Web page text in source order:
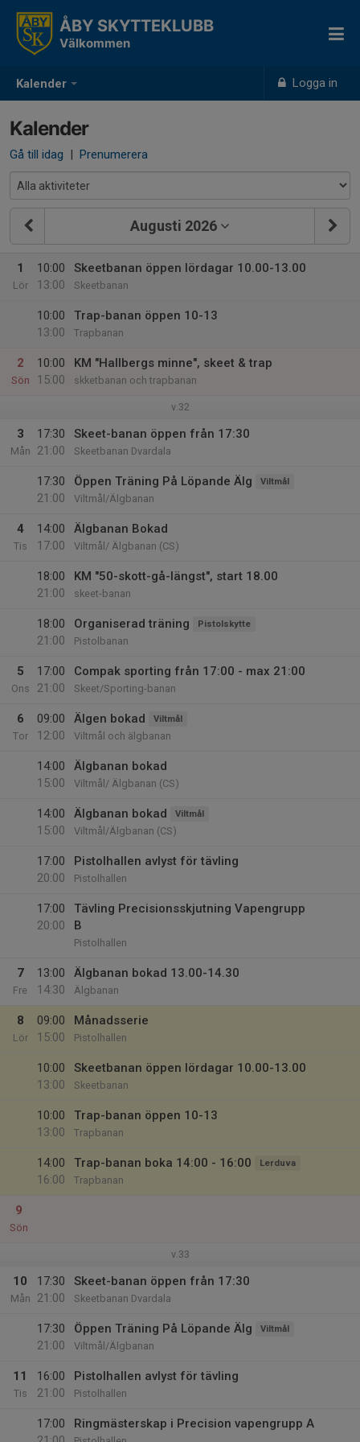
Kalender Logga in
ÅBY SKYTTEKLUBB
Välkommen
Kalender
Gå till idag | Prenumerera
Augusti 2026
1
Lör
10:00
13:00
Skeetbanan öppen lördagar 10.00-13.00
Skeetbanan
10:00
13:00
Trap-banan öppen 10-13
Trapbanan
2
Sön
10:00
15:00
KM "Hallbergs minne", skeet & trap
skketbanan och trapbanan
v.32
3
Mån
17:30
21:00
Skeet-banan öppen från 17:30
Skeetbanan Dvardala
17:30
21:00
Öppen Träning På Löpande Älg Viltmål
Viltmål/Älgbanan
4
Tis
14:00
17:00
Älgbanan Bokad
Viltmål/ Älgbanan (CS)
18:00
21:00
KM "50-skott-gå-längst", start 18.00
skeet-banan
18:00
21:00
Organiserad träning Pistolskytte
Pistolbanan
5
Ons
17:00
21:00
Compak sporting från 17:00 - max 21:00
Skeet/Sporting-banan
6
Tor
09:00
12:00
Älgen bokad Viltmål
Viltmål och älgbanan
14:00
15:00
Älgbanan bokad
Viltmål/ Älgbanan (CS)
14:00
15:00
Älgbanan bokad Viltmål
Viltmål/Älgbanan (CS)
17:00
20:00
Pistolhallen avlyst för tävling
Pistolhallen
17:00
20:00
Tävling Precisionsskjutning Vapengrupp
B
Pistolhallen
7
Fre
13:00
14:30
Älgbanan bokad 13.00-14.30
Älgbanan
8
Lör
09:00
15:00
Månadsserie
Pistolhallen
10:00
13:00
Skeetbanan öppen lördagar 10.00-13.00
Skeetbanan
10:00
13:00
Trap-banan öppen 10-13
Trapbanan
14:00
16:00
Trap-banan boka 14:00 - 16:00 Lerduva
Trapbanan
9
Sön
v.33
10
Mån
17:30
21:00
Skeet-banan öppen från 17:30
Skeetbanan Dvardala
17:30
21:00
Öppen Träning På Löpande Älg Viltmål
Viltmål/Älgbanan
11
Tis
16:00
21:00
Pistolhallen avlyst för tävling
Pistolhallen
17:00
Ringmästerskap i Precision vapengrupp A